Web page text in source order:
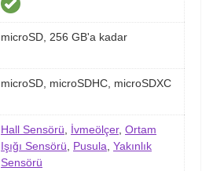
microSD, 256 GB'a kadar
microSD, microSDHC, microSDXC
Hall Sensörü İvmeölçer, Ortam
Işığı Sensörü
Pusula Yakınlık
Sensörü